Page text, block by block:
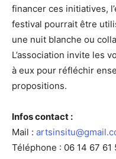
financer ces initiatives,
festival pourrait être
une nuit blanche ou
L’association invite les
à eux pour réfléchir
propositions.
Infos contact :
Mail :
Téléphone : 06 14 67 61